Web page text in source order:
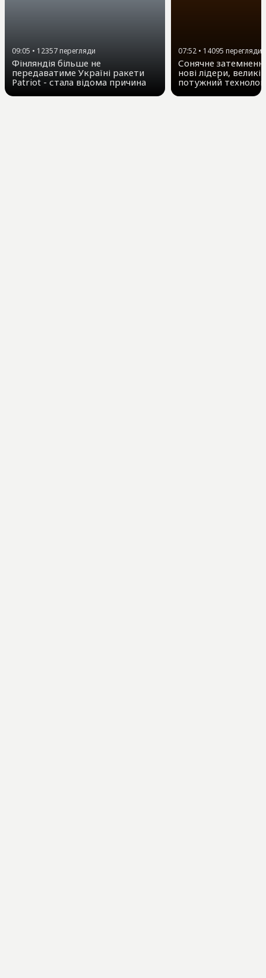
09:05 • 12357 перегляди
Фінляндія більше не
передаватиме Україні ракети
Patriot - стала відома причина
07:52 • 14095 перегляди
Сонячне
нові лідери, великі
потужний